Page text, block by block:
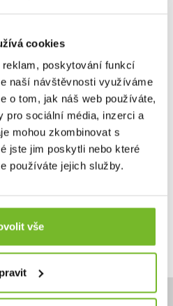
cookies
poskytování funkcí
naší návštěvnosti využíváme
o tom, jak náš web používáte,
pro sociální média, inzerci a
mohou zkombinovat s
jste jim poskytli nebo které
používáte jejich služby.
vše
Kč
1 290 Kč
7 ks